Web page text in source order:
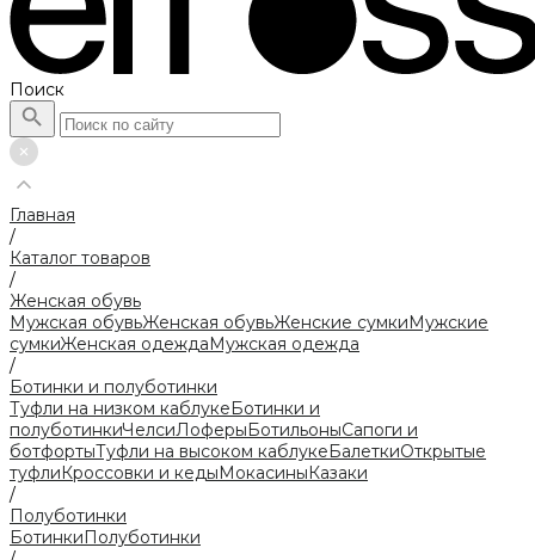
Поиск
Главная
/
Каталог товаров
/
Женская обувь
Мужская обувьЖенская обувьЖенские сумкиМужские
сумкиЖенская одеждаМужская одежда
/
Ботинки и полуботинки
Туфли на низком каблукеБотинки и
полуботинкиЧелсиЛоферыБотильоныСапоги и
ботфортыТуфли на высоком каблукеБалеткиОткрытые
туфлиКроссовки и кедыМокасиныКазаки
/
Полуботинки
БотинкиПолуботинки